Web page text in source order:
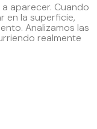
aparecer. Cuando
en la superficie,
Analizamos las
realmente